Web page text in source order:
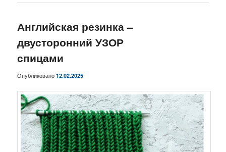
Английская резинка –
двусторонний УЗОР
спицами
Опубликовано12.02.2025